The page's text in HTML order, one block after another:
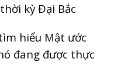
kỳ Đại Bắc
hiểu Mật ước
đang được thực